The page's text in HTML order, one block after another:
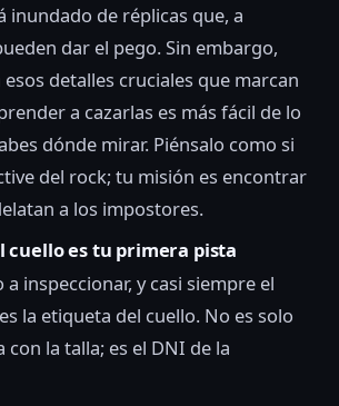
inundado de réplicas que, a
dar el pego. Sin embargo,
detalles cruciales que marcan
a cazarlas es más fácil de lo
dónde mirar. Piénsalo como si
del rock; tu misión es encontrar
a los impostores.
cuello es tu primera pista
inspeccionar, y casi siempre el
la etiqueta del cuello. No es solo
la talla; es el DNI de la